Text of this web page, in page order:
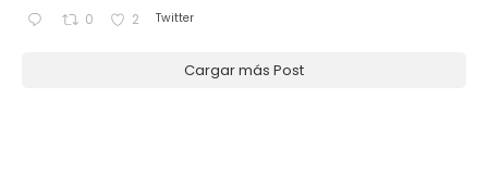
0 2 Twitter
Cargar más Post